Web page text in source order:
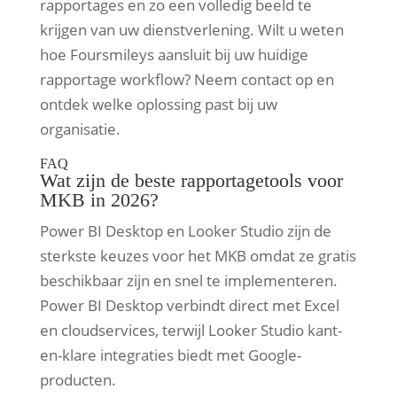
rapportages en zo een volledig beeld te
krijgen van uw dienstverlening. Wilt u weten
hoe Foursmileys aansluit bij uw huidige
rapportage workflow? Neem contact op en
ontdek welke oplossing past bij uw
organisatie.
FAQ
Wat zijn de beste rapportagetools voor
MKB in 2026?
Power BI Desktop en Looker Studio zijn de
sterkste keuzes voor het MKB omdat ze gratis
beschikbaar zijn en snel te implementeren.
Power BI Desktop verbindt direct met Excel
en cloudservices, terwijl Looker Studio kant-
en-klare integraties biedt met Google-
producten.